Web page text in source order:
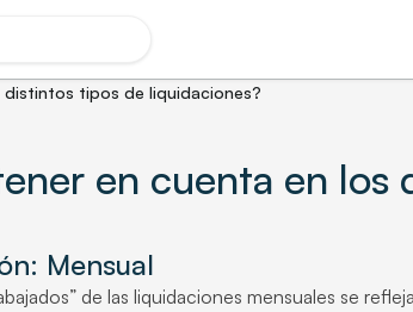
tipos de liquidaciones?
en cuenta en
Mensual
de las liquidaciones mensuales se